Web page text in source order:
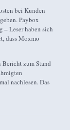
bei Kunden
Paybox
– Leser haben sich
dass Moxmo
zum Stand
nachlesen. Das